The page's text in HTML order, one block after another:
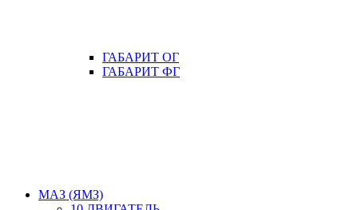
ГАБАРИТ ОГ
ГАБАРИТ ФГ
МАЗ (ЯМЗ)